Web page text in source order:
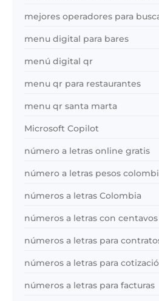
mejores operadores para
menu digital para bares
menú digital qr
menu qr para restaurantes
menu qr santa marta
Microsoft Copilot
número a letras online gratis
número a letras pesos
números a letras Colombia
números a letras con centavos
números a letras para
números a letras para
números a letras para facturas